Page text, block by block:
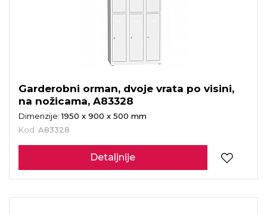
Garderobni orman, dvoje vrata po visini,
na nožicama, A83328
Dimenzije:1950 x 900 x 500 mm
Kod: A83328
Detaljnije